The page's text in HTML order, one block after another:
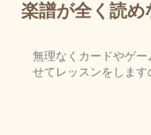
楽譜が全く読
無理なくカードやゲ
せてレッスンをします